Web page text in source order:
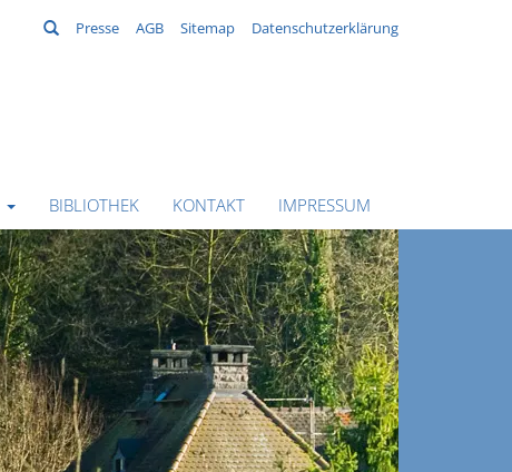
Suchen
Presse AGB Sitemap Datenschutzerklärung
BIBLIOTHEK KONTAKT IMPRESSUM